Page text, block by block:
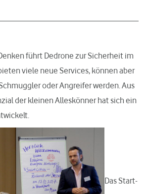
führt Dedrone zur Sicherheit im
viele neue Services, können aber
oder Angreifer werden. Aus
der kleinen Alleskönner hat sich ein
Das Start-